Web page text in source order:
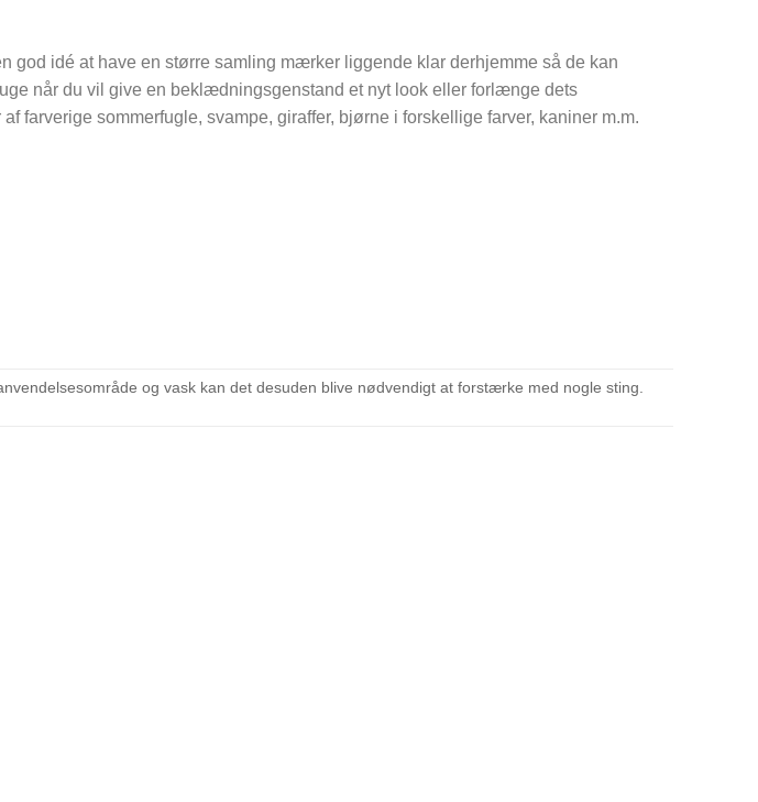
idé at have en større samling mærker liggende klar derhjemme så de kan
når du vil give en beklædningsgenstand et nyt look eller forlænge dets
farverige sommerfugle, svampe, giraffer, bjørne i forskellige farver, kaniner m.m.
og vask kan det desuden blive nødvendigt at forstærke med nogle sting.